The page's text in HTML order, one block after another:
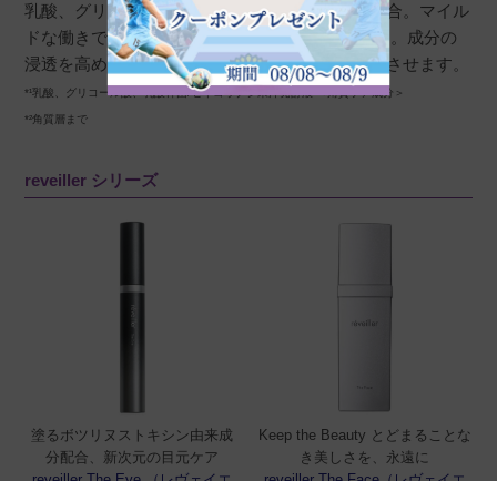
乳酸、グリコール酸といった角質ケア成分*¹を配合。マイル
ドな働きで角質を柔らかくして滑らかに整えます。成分の
浸透を高め、成分のもたらすパワーをブースト*²させます。
*¹乳酸、グリコール酸、乳酸桿菌/セイヨウナシ果汁発酵液 ＜角質ケア成分＞
*²角質層まで
reveiller シリーズ
塗るボツリヌストキシン由来成
分配合、新次元の目元ケア
Keep the Beauty とどまることな
き美しさを、永遠に